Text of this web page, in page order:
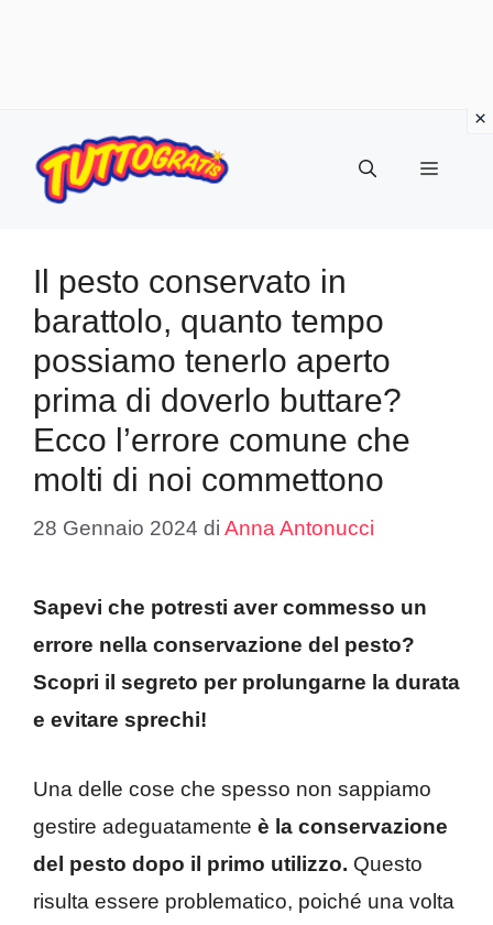
contenuto
Menu
Il pesto conservato in
barattolo, quanto tempo
possiamo tenerlo aperto
prima di doverlo buttare?
Ecco l’errore comune che
molti di noi commettono
28 Gennaio 2024 di Anna Antonucci
Sapevi che potresti aver commesso un
errore nella conservazione del pesto?
Scopri il segreto per prolungarne la durata
e evitare sprechi!
Una delle cose che spesso non sappiamo
gestire adeguatamente è la conservazione
del pesto dopo il primo utilizzo. Questo
risulta essere problematico, poiché una volta